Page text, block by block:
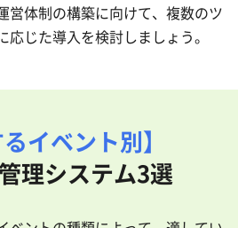
営体制の構築に向けて、複数のツ
じた導入を検討しましょう。
るイベント別】
理システム3選